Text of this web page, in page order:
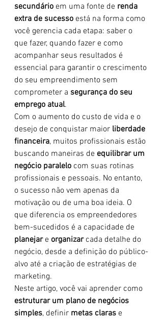
secundário em uma fonte de renda
extra de sucesso está na forma como
você gerencia cada etapa: saber o
que fazer, quando fazer e como
acompanhar seus resultados é
essencial para garantir o crescimento
do seu empreendimento sem
comprometer a segurança do seu
emprego atual.
Com o aumento do custo de vida e o
desejo de conquistar maior liberdade
financeira, muitos profissionais estão
buscando maneiras de equilibrar um
negócio paralelo com suas rotinas
profissionais e pessoais. No entanto,
o sucesso não vem apenas da
motivação ou de uma boa ideia. O
que diferencia os empreendedores
bem-sucedidos é a capacidade de
planejar e organizar cada detalhe do
negócio, desde a definição do público-
alvo até a criação de estratégias de
marketing.
Neste artigo, você vai aprender como
estruturar um plano de negócios
simples, definir metas claras e